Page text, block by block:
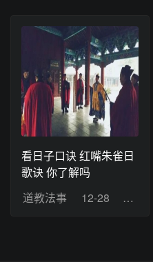
看日子口诀 红嘴朱雀日
歌诀 你了解吗
道教法事
12-28 浏览